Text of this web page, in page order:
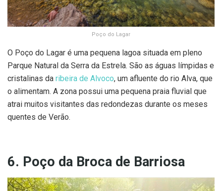
Poço do Lagar
O Poço do Lagar é uma pequena lagoa situada em pleno
Parque Natural da Serra da Estrela. São as águas límpidas e
cristalinas da ribeira de Alvoco, um afluente do rio Alva, que
o alimentam. A zona possui uma pequena praia fluvial que
atrai muitos visitantes das redondezas durante os meses
quentes de Verão.
6. Poço da Broca de Barriosa